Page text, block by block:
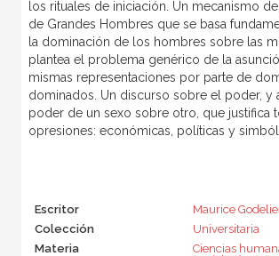
los rituales de iniciación. Un mecanismo
de Grandes Hombres que se basa
la dominación de los hombres sobre las
plantea el problema genérico de la
mismas representaciones por parte de
dominados. Un discurso sobre el poder, y
poder de un sexo sobre otro, que justifica
opresiones: económicas, políticas y
Escritor
Maurice
Colección
Universitaria
Materia
Ciencias